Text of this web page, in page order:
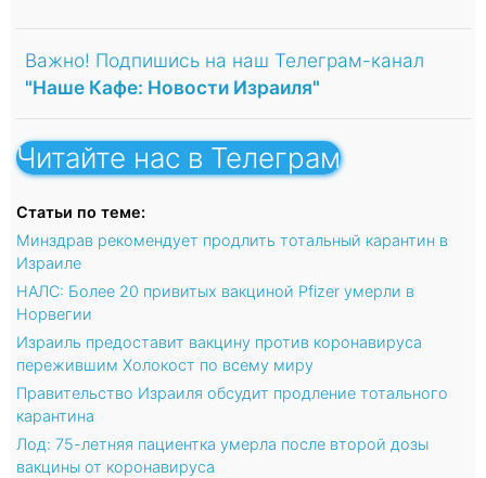
Важно! Подпишись на наш Телеграм-канал
"Наше Кафе: Новости Израиля"
Читайте нас в Телеграм
Статьи по теме:
Минздрав рекомендует продлить тотальный карантин в
Израиле
НАЛС: Более 20 привитых вакциной Pfizer умерли в
Норвегии
Израиль предоставит вакцину против коронавируса
пережившим Холокост по всему миру
Правительство Израиля обсудит продление тотального
карантина
Лод: 75-летняя пациентка умерла после второй дозы
вакцины от коронавируса